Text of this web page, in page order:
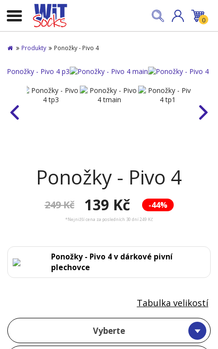
0
Produkty Ponožky - Pivo 4
Ponožky - Pivo 4
-44%
249 Kč 139 Kč
*Nejnižší cena za posledních 30 dní 249 Kč
Ponožky - Pivo 4 v dárkové pivní
plechovce
Vyberte
Tabulka velikostí